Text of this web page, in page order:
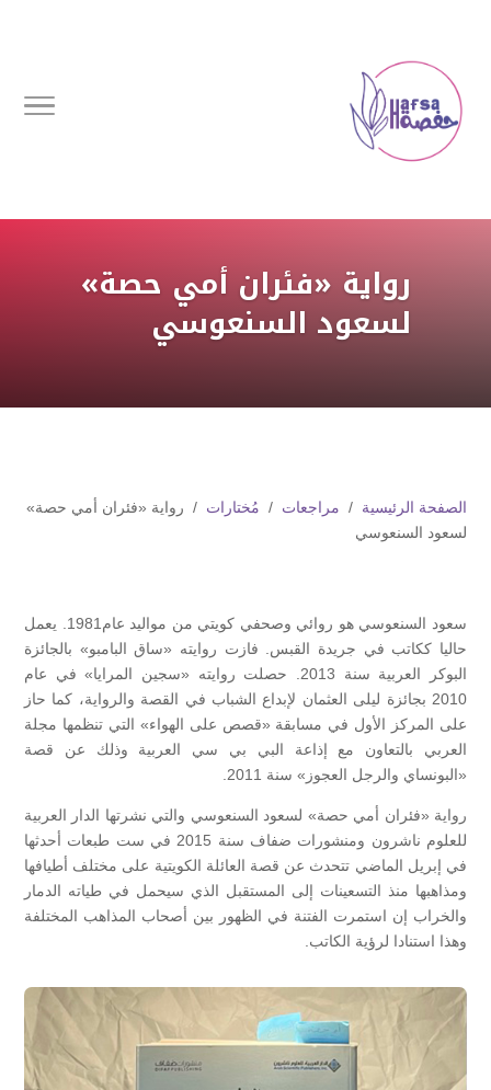
رواية «فئران أمي حصة»
لسعود السنعوسي
الصفحة الرئيسية / مراجعات / مُختارات / رواية «فئران أمي حصة»
لسعود السنعوسي
سعود السنعوسي هو روائي وصحفي كويتي من مواليد عام1981. يعمل
حاليا ككاتب في جريدة القبس. فازت روايته «ساق البامبو» بالجائزة
البوكر العربية سنة 2013. حصلت روايته «سجين المرايا» في عام
2010 بجائزة ليلى العثمان لإبداع الشباب في القصة والرواية، كما حاز
على المركز الأول في مسابقة «قصص على الهواء» التي تنظمها مجلة
العربي بالتعاون مع إذاعة البي بي سي العربية وذلك عن قصة
«البونساي والرجل العجوز» سنة 2011.
رواية «فئران أمي حصة» لسعود السنعوسي والتي نشرتها الدار العربية
للعلوم ناشرون ومنشورات ضفاف سنة 2015 في ست طبعات أحدثها
في إبريل الماضي تتحدث عن قصة العائلة الكويتية على مختلف أطيافها
ومذاهبها منذ التسعينات إلى المستقبل الذي سيحمل في طياته الدمار
والخراب إن استمرت الفتنة في الظهور بين أصحاب المذاهب المختلفة
وهذا استنادا لرؤية الكاتب.